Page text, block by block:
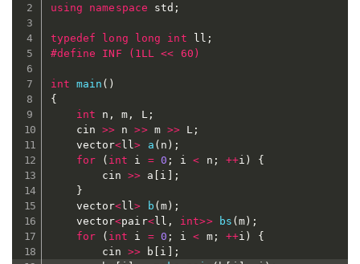
using
namespace std ;
typedef long long int ll ;
#define INF (1LL << 60)
int main ( )
{
int n , m , L;
	cin
>> n >> m >> L ;
	vector
< ll> a ( n ) ;
for
( int i = 0 ; i < n ; ++i )
{
		cin
>> a i
;
}
	vector
< ll> b ( m) ;
	vector
<pair<ll , int>> bs (m ) ;
for
( int i = 0 ; i < m; ++i )
{
		cin
>> b i
;